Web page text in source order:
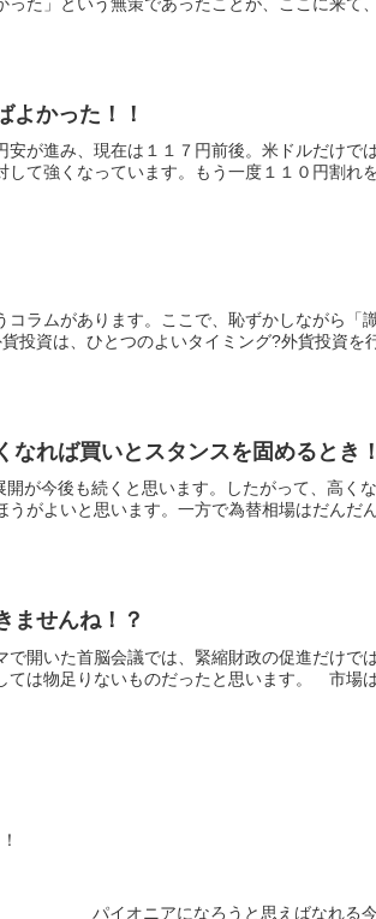
よかった！！
が進み、現在は１１７円前後。米ドルだけで
て強くなっています。もう一度１１０円割れ
ラムがあります。ここで、恥ずかしながら「
投資は、ひとつのよいタイミング?外貨投資を
れば買いとスタンスを固めるとき
が今後も続くと思います。したがって、高く
がよいと思います。一方で為替相場はだんだ
ませんね！？
開いた首脳会議では、緊縮財政の促進だけで
ては物足りないものだったと思います。 市場
パイオニアになろうと思えばなれる